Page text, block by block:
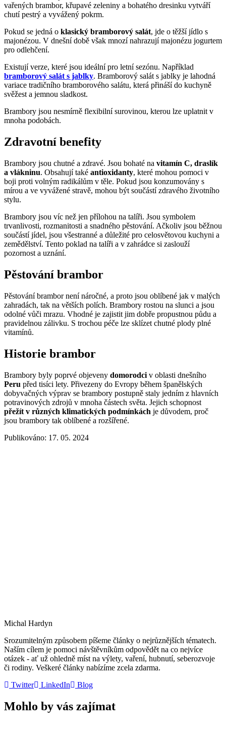
vařených brambor, křupavé zeleniny a bohatého dresinku vytváří
chutí pestrý a vyvážený pokrm.
Pokud se jedná o klasický bramborový salát, jde o těžší jídlo s
majonézou. V dnešní době však mnozí nahrazují majonézu jogurtem
pro odlehčení.
Existují verze, které jsou ideální pro letní sezónu. Například
bramborový salát s jablky. Bramborový salát s jablky je lahodná
variace tradičního bramborového salátu, která přináší do kuchyně
svěžest a jemnou sladkost.
Brambory jsou nesmírně flexibilní surovinou, kterou lze uplatnit v
mnoha podobách.
Zdravotní benefity
Brambory jsou chutné a zdravé. Jsou bohaté na vitamín C, draslík
a vlákninu. Obsahují také antioxidanty, které mohou pomoci v
boji proti volným radikálům v těle. Pokud jsou konzumovány s
mírou a ve vyvážené stravě, mohou být součástí zdravého životního
stylu.
Brambory jsou víc než jen přílohou na talíři. Jsou symbolem
trvanlivosti, rozmanitosti a snadného pěstování. Ačkoliv jsou běžnou
součástí jídel, jsou všestranné a důležité pro celosvětovou kuchyni a
zemědělství. Tento poklad na talíři a v zahrádce si zaslouží
pozornost a uznání.
Pěstování brambor
Pěstování brambor není náročné, a proto jsou oblíbené jak v malých
zahradách, tak na větších polích. Brambory rostou na slunci a jsou
odolné vůči mrazu. Vhodné je zajistit jim dobře propustnou půdu a
pravidelnou zálivku. S trochou péče lze sklízet chutné plody plné
vitamínů.
Historie brambor
Brambory byly poprvé objeveny domorodci v oblasti dnešního
Peru před tisíci lety. Přivezeny do Evropy během španělských
dobyvačných výprav se brambory postupně staly jedním z hlavních
potravinových zdrojů v mnoha částech světa. Jejich schopnost
přežít v různých klimatických podmínkách je důvodem, proč
jsou brambory tak oblíbené a rozšířené.
Publikováno: 17. 05. 2024
Michal Hardyn
Srozumitelným způsobem píšeme články o nejrůznějších tématech.
Naším cílem je pomoci návštěvníkům odpovědět na co nejvíce
otázek - ať už ohledně míst na výlety, vaření, hubnutí, seberozvoje
či rodiny. Veškeré články nabízíme zcela zdarma.
Twitter
LinkedIn Blog
Mohlo by vás zajímat